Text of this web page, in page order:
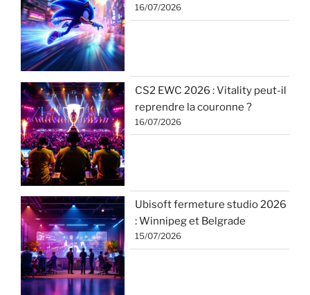
16/07/2026
CS2 EWC 2026 : Vitality peut-il
reprendre la couronne ?
16/07/2026
Ubisoft fermeture studio 2026
: Winnipeg et Belgrade
15/07/2026